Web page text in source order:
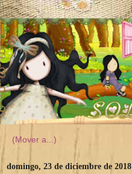
domingo, 23 de diciembre de 2018